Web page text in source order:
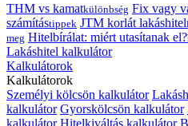
THM vs kamatkülönbség Fix vagy
számítástippek JTM korlát
meg Hitelbírálat: miért utasítanak el?
Lakáshitel kalkulátor
Kalkulátorok
Kalkulátorok
Személyi kölcsön kalkulátor
kalkulátor Gyorskölcsön kalkulátor
kalkulátor Hitelkiváltás kalkulátor